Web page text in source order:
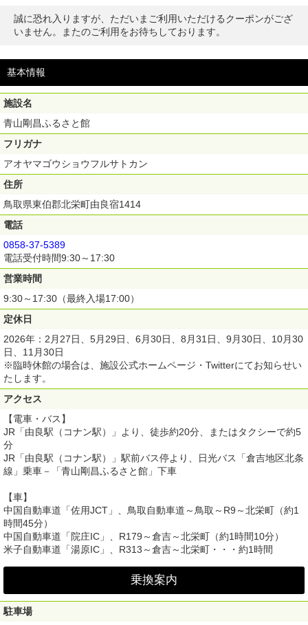
誠に恐れ入りますが、ただいまご利用いただけるクーポンがござ
いません。またのご利用をお待ちしております。
基本情報
施設名
青山剛昌ふるさと館
フリガナ
アオヤマゴウショウフルサトカン
住所
鳥取県東伯郡北栄町由良宿1414
電話
0858-37-5389
電話受付時間9:30～17:30
営業時間
9:30～17:30（最終入場17:00）
定休日
2026年：2月27日、5月29日、6月30日、8月31日、9月30日、10月30
日、11月30日
※臨時休館の場合は、施設公式ホームページ・Twitterにてお知らせい
たします。
アクセス
【電車・バス】
JR「由良駅（コナン駅）」より、徒歩約20分、またはタクシーで約5
分
JR「由良駅（コナン駅）」駅前バス停より、日光バス「倉吉地区北条
線」乗車－「青山剛昌ふるさと館」下車
【車】
中国自動車道「佐用JCT」、鳥取自動車道～鳥取～R9～北栄町（約1
時間45分）
中国自動車道「院庄IC」、R179～倉吉～北栄町（約1時間10分）
米子自動車道「湯原IC」、R313～倉吉～北栄町・・・約1時間
乗換案内
駐車場